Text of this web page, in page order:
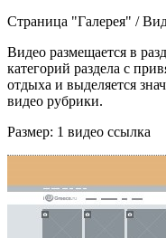
Страница "Галерея" /
Видео размещается в
категорий раздела с
отдыха и выделяется
видео рубрики.
Размер: 1 видео ссылка